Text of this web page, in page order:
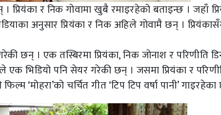
प्रियंका र निक गोवामा खुबै रमाइरहेको बताइन्छ । जहाँ
अनुसार प्रियंका र निक अहिले गोवामै छन् ।
छन् । एक तस्बिरमा प्रियंका, निक जोनाश र परिणीति
एक भिडियो पनि सेयर गरेकी छन् । जसमा प्रियंका र
‘मोहरा’को चर्चित गीत ‘टिप टिप वर्षा पानी’